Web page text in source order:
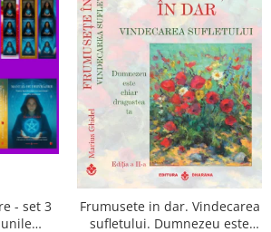
- set 3
Frumusete in dar. Vindecarea
sufletului. Dumnezeu este